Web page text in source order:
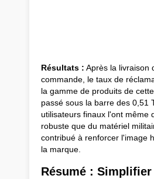
Résultats : Après la livraison
commande, le taux de
la gamme de produits de
passé sous la barre des 0,51
utilisateurs finaux l'ont même
robuste que du matériel
contribué à renforcer l'image
la marque.
Résumé :